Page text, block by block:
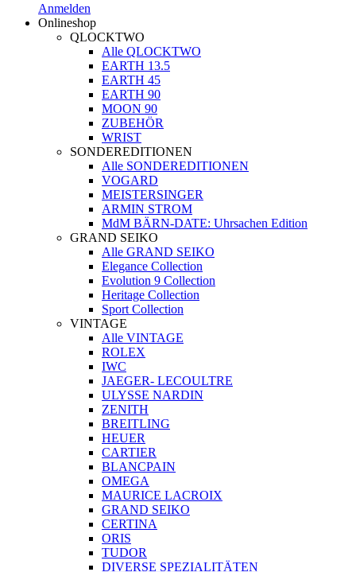
Anmelden
Onlineshop
QLOCKTWO
Alle QLOCKTWO
EARTH 13.5
EARTH 45
EARTH 90
MOON 90
ZUBEHÖR
WRIST
SONDEREDITIONEN
Alle SONDEREDITIONEN
VOGARD
MEISTERSINGER
ARMIN STROM
MdM BÄRN-DATE: Uhrsachen Edition
GRAND SEIKO
Alle GRAND SEIKO
Elegance Collection
Evolution 9 Collection
Heritage Collection
Sport Collection
VINTAGE
Alle VINTAGE
ROLEX
IWC
JAEGER- LECOULTRE
ULYSSE NARDIN
ZENITH
BREITLING
HEUER
CARTIER
BLANCPAIN
OMEGA
MAURICE LACROIX
GRAND SEIKO
CERTINA
ORIS
TUDOR
DIVERSE SPEZIALITÄTEN